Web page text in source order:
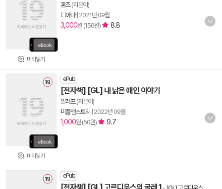
미리읽기
홍조(지은이)
디아나| 2021년 09월
3,000원 (150원) 8.8
미리읽기
ePub
[전자책] [GL] 내 낡은 애인 이야기
알레프(지은이)
피플앤스토리
2022년 09월
1,000원 (50원) 9.7
ePub